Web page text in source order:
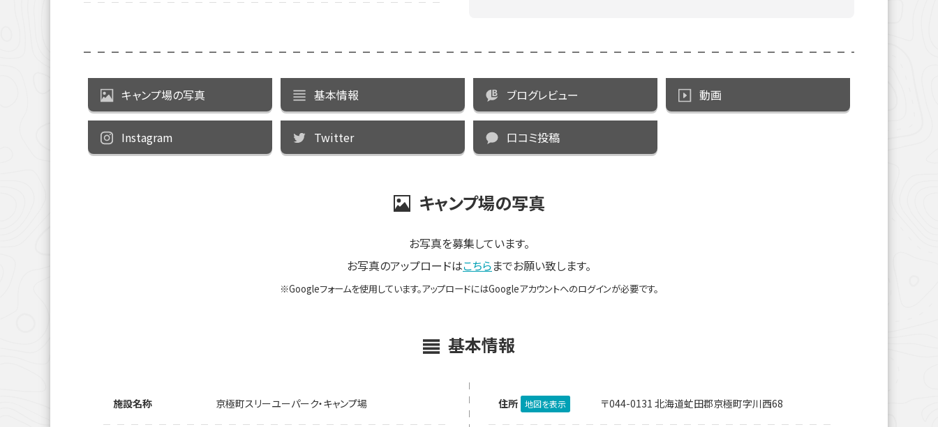
キャンプ場の写真 基本情報 ブログレビュー 動画
Instagram Twitter 口コミ投稿
キャンプ場の写真
お写真を募集しています。
お写真のアップロードはこちらまでお願い致します。
※Googleフォームを使用しています。アップロードにはGoogleアカウントへのログインが必要です。
基本情報
施設名称 京極町スリーユーパーク・キャンプ場 住所 地図を表示 〒044-0131 北海道虻田郡京極町字川西68